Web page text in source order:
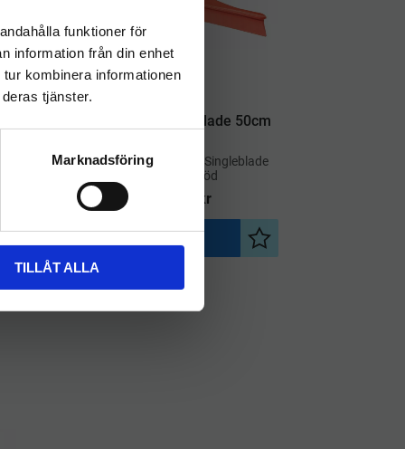
funktioner för
information från din enhet
kombinera informationen
tjänster.
Marknadsföring
TILLÅT ALLA
till i önskelista
Activa Singleblade 50cm
​Golvraka Activa Singleblade
50cm röd
kr
Lägg till i önskelista